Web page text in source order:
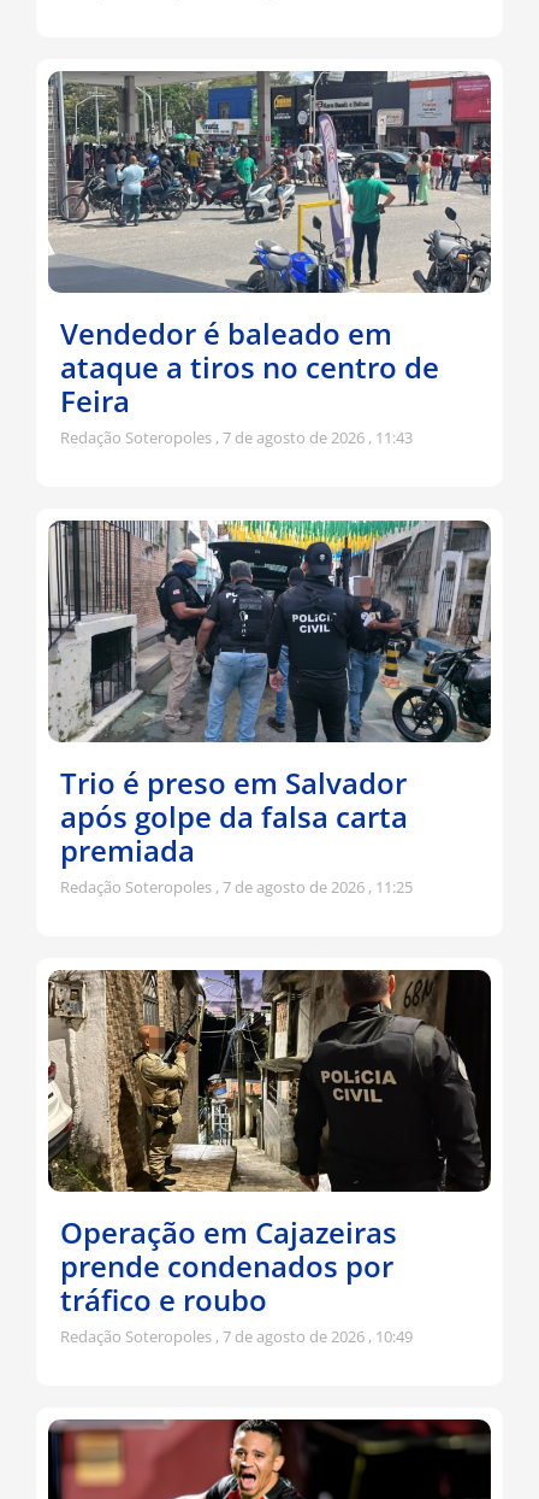
Vendedor é baleado em
ataque a tiros no centro de
Feira
Redação Soteropoles 7 de agosto de 2026 11:43
Trio é preso em Salvador
após golpe da falsa carta
premiada
Redação Soteropoles 7 de agosto de 2026 11:25
Operação em Cajazeiras
prende condenados por
tráfico e roubo
Redação Soteropoles 7 de agosto de 2026 10:49